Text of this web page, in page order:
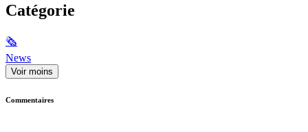
Catégorie
🗞
News
Voir moins
Commentaires